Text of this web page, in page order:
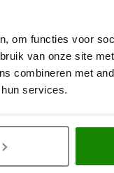
om functies voor
van onze site
combineren met
services.